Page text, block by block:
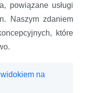
powiązane usługi
Naszym zdaniem
które
na